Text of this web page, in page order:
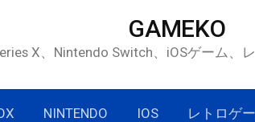
GAMEKO
X、Nintendo Switch、iOSゲーム、
NINTENDO IOS レトロゲ